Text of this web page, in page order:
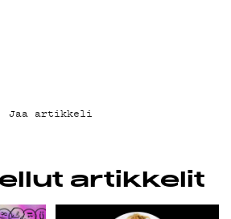
Jaa artikkeli
artikkelit